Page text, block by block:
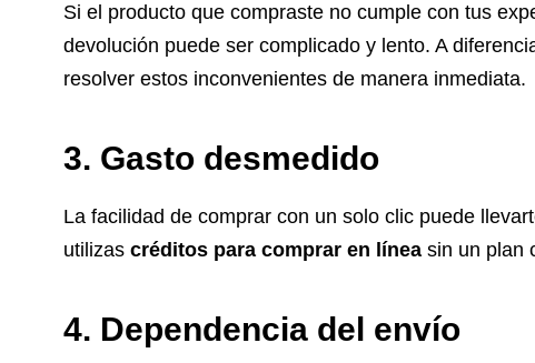
Si el producto que compraste no cumple con tus
devolución puede ser complicado y lento. A
resolver estos inconvenientes de manera inmediata.
3. Gasto desmedido
La facilidad de comprar con un solo clic puede
utilizas créditos para comprar en línea sin un plan
4. Dependencia del envío